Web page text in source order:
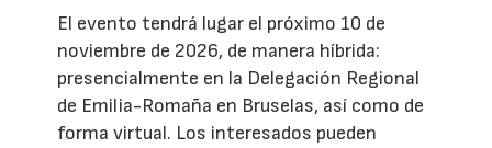
El evento tendrá lugar el próximo 10 de
noviembre de 2026, de manera híbrida:
presencialmente en la Delegación Regional
de Emilia-Romaña en Bruselas, así como de
forma virtual. Los interesados pueden